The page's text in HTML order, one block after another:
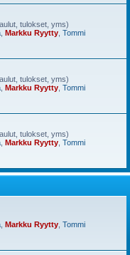
tulokset, yms)
Markku Ryytty Tommi
tulokset, yms)
Markku Ryytty Tommi
tulokset, yms)
Markku Ryytty Tommi
Markku Ryytty Tommi